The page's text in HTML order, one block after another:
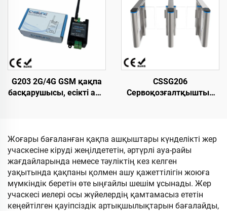
ыстықтай
домалақталған болат,
метрополитен/станция
кіруіне арналған
қысудан қорғайтын
көп режимді кіру
бақылауы
G203 2G/4G GSM қақпа
басқарушысы, есікті ашу
құрылғысы,
ауыстырғыш
CSSG206
Сервоқозғалтқыштың
турникет,
L1500×W150×H980 мм,
304 маркалы шойын
және акрил, қосымша
қауіпсіздік үшін
тапсырыс бойынша
жоғарғы бөлігі
Жоғары бағаланған қақпа ашқыштары күнделікті жер
учаскесіне кіруді жеңілдететін, әртүрлі ауа-райы
жағдайларында немесе тәуліктің кез келген
уақытында қақпаны қолмен ашу қажеттілігін жоюға
мүмкіндік беретін өте ыңғайлы шешім ұсынады. Жер
учаскесі иелері осы жүйелердің қамтамасыз ететін
кеңейтілген қауіпсіздік артықшылықтарын бағалайды,